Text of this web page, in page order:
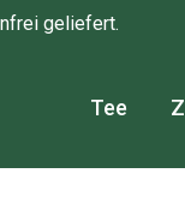
geliefert.
Tee